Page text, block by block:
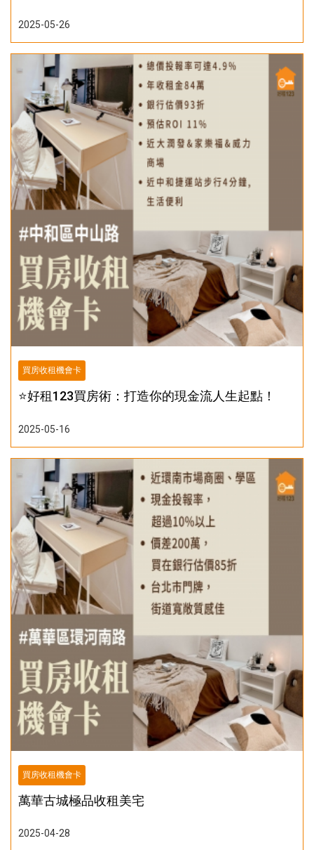
2025-05-26
買房收租機會卡
⭐️好租123買房術：打造你的現金流人生起點！
2025-05-16
買房收租機會卡
萬華古城極品收租美宅
2025-04-28